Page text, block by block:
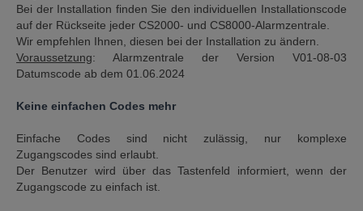
Bei der Installation finden Sie den individuellen Installationscode
auf der Rückseite jeder CS2000- und CS8000-Alarmzentrale.
Wir empfehlen Ihnen, diesen bei der Installation zu ändern.
Voraussetzung: Alarmzentrale der Version V01-08-03
Datumscode ab dem 01.06.2024
Keine einfachen Codes mehr
Einfache Codes sind nicht zulässig, nur komplexe
Zugangscodes sind erlaubt.
Der Benutzer wird über das Tastenfeld informiert, wenn der
Zugangscode zu einfach ist.